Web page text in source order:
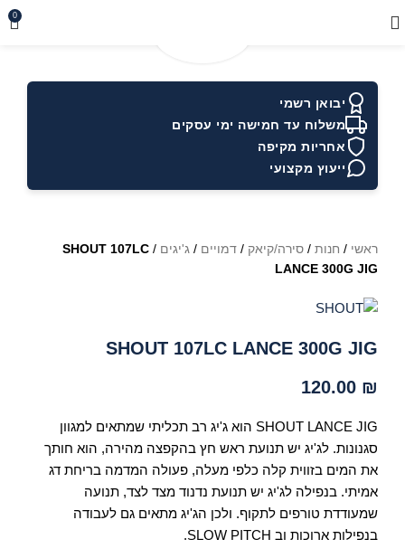
0
יבואן רשמי
משלוח עד חמישה ימי עסקים
אחריות מקיפה
ייעוץ מקצועי
ראשי / חנות / סירה/קיאק / דמויים / ג'יגים /
SHOUT 107LC
LANCE 300G JIG
SHOUT 107LC LANCE 300G JIG
120.00 ₪
SHOUT LANCE JIG הוא ג'יג רב תכליתי שמתאים למגוון
סגנונות. לג'יג יש תנועת ראש חץ בהקפצה מהירה, הוא חותך
את המים בזווית קלה כלפי מעלה, פעולה המדמה בריחת דג
אמיתי. בנפילה לג'יג יש תנועת נדנוד מצד לצד, תנועה
שמעודדת טורפים לתקוף. ולכן הג'יג מתאים גם לעבודה
בנפילות ארוכות וב SLOW PITCH.